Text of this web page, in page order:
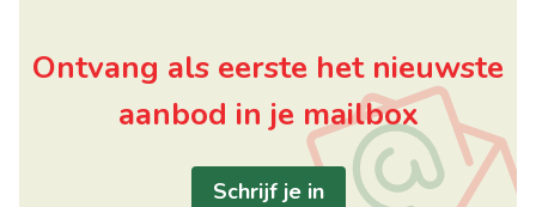
Ontvang als eerste het nieuwste
aanbod in je mailbox
Schrijf je in